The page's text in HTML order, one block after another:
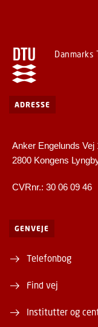
Danmarks
ADRESSE
Anker Engelunds Vej
2800 Kongens
CVRnr.: 30 06 09 46
GENVEJE
Telefonbog
Find vej
Institutter og